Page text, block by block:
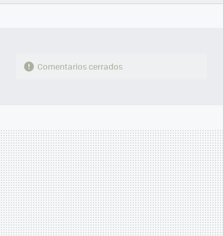
FACEBOOK
TWITTERFLIPBOARD
E-
WHATSAPP
Comentarios cerrados